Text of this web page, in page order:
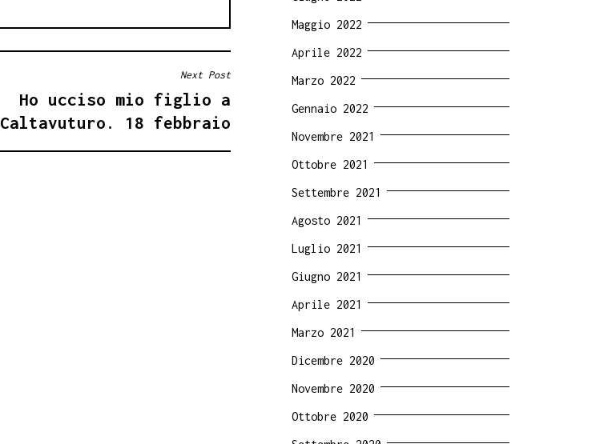
Next Post
Ho ucciso mio figlio a
Caltavuturo. 18 febbraio
Maggio 2022
Aprile 2022
Marzo 2022
Gennaio 2022
Novembre 2021
Ottobre 2021
Settembre 2021
Agosto 2021
Luglio 2021
Giugno 2021
Aprile 2021
Marzo 2021
Dicembre 2020
Novembre 2020
Ottobre 2020